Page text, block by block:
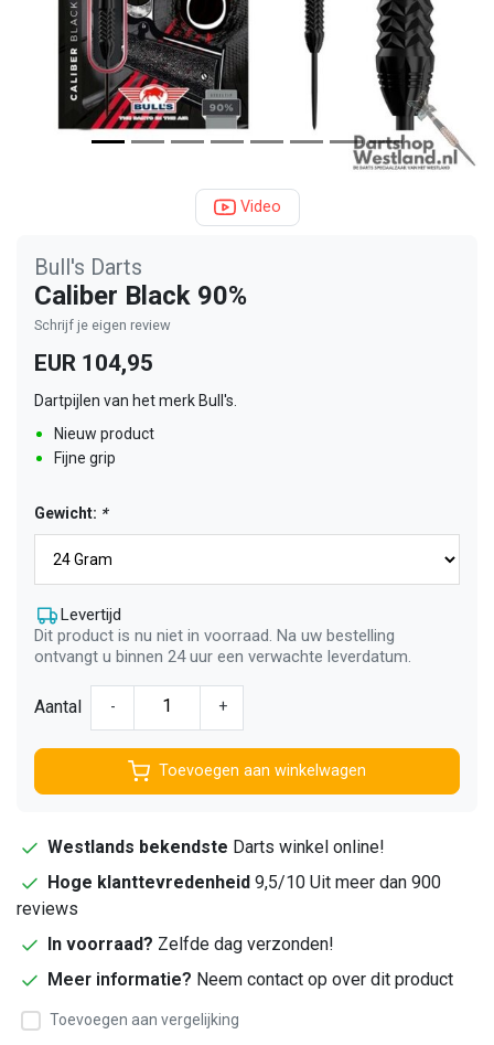
Video
Bull's Darts
Caliber Black 90%
Schrijf je eigen review
EUR 104,95
Dartpijlen van het merk Bull's.
Nieuw product
Fijne grip
Gewicht: *
Levertijd
Dit product is nu niet in voorraad. Na uw bestelling
ontvangt u binnen 24 uur een verwachte leverdatum.
Aantal - +
Toevoegen aan winkelwagen
Westlands bekendste Darts winkel online!
Hoge klanttevredenheid 9,5/10 Uit meer dan 900
reviews
In voorraad? Zelfde dag verzonden!
Meer informatie? Neem contact op over dit product
Toevoegen aan vergelijking